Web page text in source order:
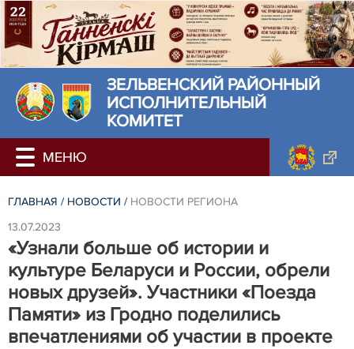
ЗЕЛЬВЕНСКИЙ РАЙОННЫЙ
ИСПОЛНИТЕЛЬНЫЙ
КОМИТЕТ
ГЛАВНАЯ / НОВОСТИ / НОВОСТИ РЕГИОНА
13.07.2023
«Узнали больше об истории и
культуре Беларуси и России, обрели
новых друзей». Участники «Поезда
Памяти» из Гродно поделились
впечатлениями об участии в проекте